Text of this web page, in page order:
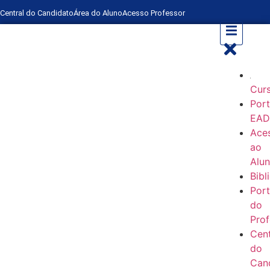
Central do CandidatoÁrea do AlunoAcesso Professor
EAD
ao
do
do